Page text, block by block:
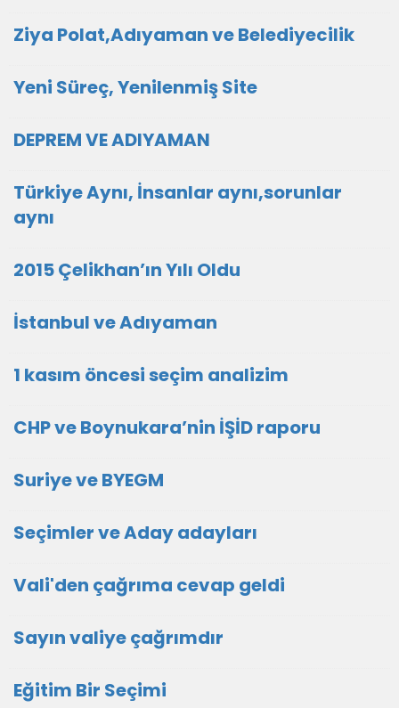
Ziya Polat,Adıyaman ve Belediyecilik
Yeni Süreç, Yenilenmiş Site
DEPREM VE ADIYAMAN
Türkiye Aynı, İnsanlar aynı,sorunlar
aynı
2015 Çelikhan’ın Yılı Oldu
İstanbul ve Adıyaman
1 kasım öncesi seçim analizim
CHP ve Boynukara’nin İŞİD raporu
Suriye ve BYEGM
Seçimler ve Aday adayları
Vali'den çağrıma cevap geldi
Sayın valiye çağrımdır
Eğitim Bir Seçimi